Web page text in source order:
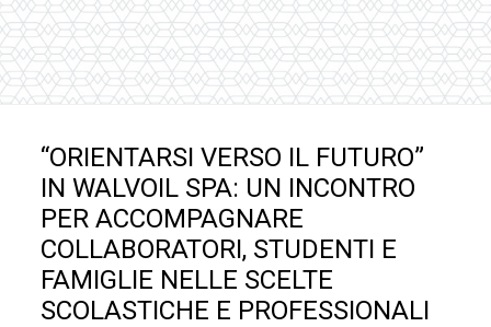
“ORIENTARSI VERSO IL FUTURO”
IN WALVOIL SPA: UN INCONTRO
PER ACCOMPAGNARE
COLLABORATORI, STUDENTI E
FAMIGLIE NELLE SCELTE
SCOLASTICHE E PROFESSIONALI